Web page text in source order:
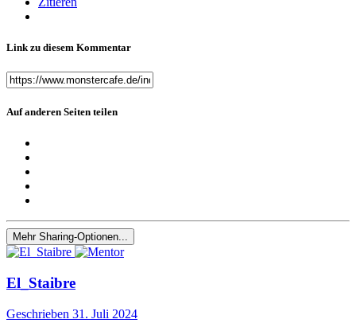
Link zu diesem Kommentar
Auf anderen Seiten teilen
Mehr Sharing-Optionen...
El_Staibre
Geschrieben 31. Juli 2024